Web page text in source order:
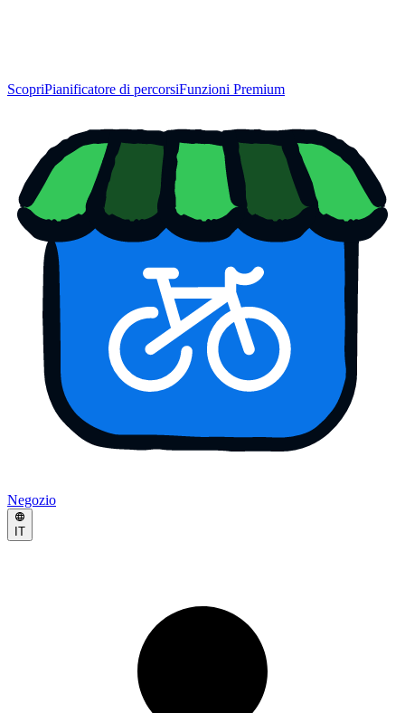
ScopriPianificatore di percorsiFunzioni Premium
Negozio
IT